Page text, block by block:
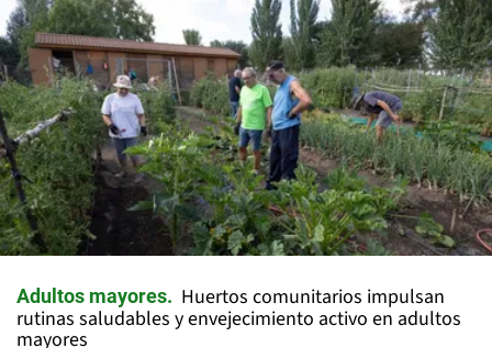
Adultos mayores
Huertos comunitarios impulsan
rutinas saludables y envejecimiento activo en adultos
mayores